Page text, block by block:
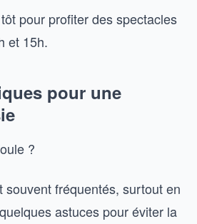
pour profiter des spectacles
et 15h.
pour une
?
souvent fréquentés, surtout en
astuces pour éviter la